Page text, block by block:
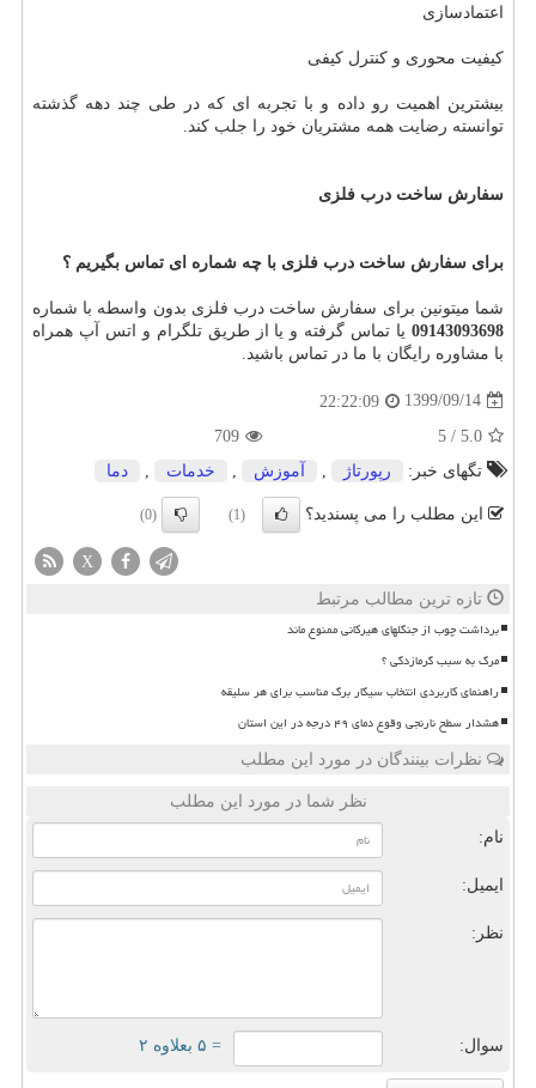
اعتمادسازی
کیفیت محوری و کنترل کیفی
بیشترین اهمیت رو داده و با تجربه ای که در طی چند دهه گذشته
توانسته رضایت همه مشتریان خود را جلب کند.
سفارش ساخت درب فلزی
برای سفارش ساخت درب فلزی با چه شماره ای تماس بگیریم ؟
شما میتونین برای سفارش ساخت درب فلزی بدون واسطه با شماره
09143093698 یا تماس گرفته و یا از طریق تلگرام و اتس آپ همراه
با مشاوره رایگان با ما در تماس باشید.
1399/09/14
22:22:09
5.0
/
5
709
تگهای خبر:
رپورتاژ آموزش خدمات دما
این مطلب را می پسندید؟ (1)
(0)
X
تازه ترین مطالب مرتبط
برداشت چوب از جنگلهای هیرکانی ممنوع ماند
مرگ به سبب گرمازدگی ؟
راهنمای کاربردی انتخاب سیگار برگ مناسب برای هر سلیقه
هشدار سطح نارنجی وقوع دمای ۴۹ درجه در این استان
نظرات بینندگان در مورد این مطلب
نظر شما در مورد این مطلب
نام:
ایمیل:
نظر:
سوال: = ۵ بعلاوه ۲